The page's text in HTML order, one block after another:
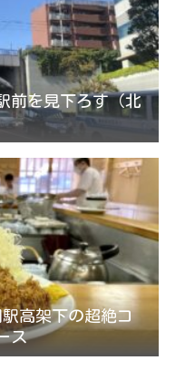
前を見下ろす（北
高架下の超絶コ
ス